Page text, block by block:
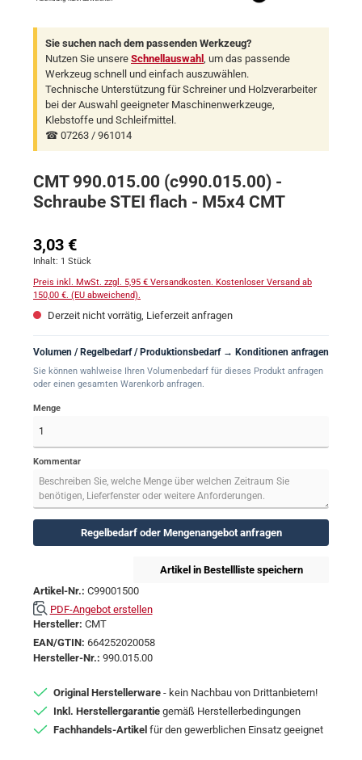
Sie suchen nach dem passenden Werkzeug?
Nutzen Sie unsere Schnellauswahl , um das passende
Werkzeug schnell und einfach auszuwählen.
Technische Unterstützung für Schreiner und Holzverarbeiter
bei der Auswahl geeigneter Maschinenwerkzeuge,
Klebstoffe und Schleifmittel.
☎ 07263 / 961014
CMT 990.015.00 (c990.015.00) -
Schraube STEI flach - M5x4 CMT
Regulärer Preis:
3,03 €
Inhalt: 1 Stück
Preis inkl. MwSt. zzgl. 5,95 € Versandkosten. Kostenloser Versand ab
150,00 €. (EU abweichend).
Derzeit nicht vorrätig, Lieferzeit anfragen
Volumen / Regelbedarf / Produktionsbedarf → Konditionen anfragen
Sie können wahlweise Ihren Volumenbedarf für dieses Produkt anfragen
oder einen gesamten Warenkorb anfragen.
Menge
Kommentar
Regelbedarf oder Mengenangebot anfragen
Artikel in Bestellliste speichern
Artikel-Nr.: C99001500
PDF-Angebot erstellen
Hersteller: CMT
EAN/GTIN: 664252020058
Hersteller-Nr.: 990.015.00
Original Herstellerware - kein Nachbau von Drittanbietern!
Inkl. Herstellergarantie gemäß Herstellerbedingungen
Fachhandels-Artikel für den gewerblichen Einsatz geeignet